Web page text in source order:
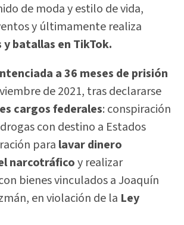
de moda y estilo de vida,
y últimamente realiza
batallas en TikTok.
a 36 meses de prisión
de 2021, tras declararse
cargos federales: conspiración
con destino a Estados
para lavar dinero
narcotráficoy realizar
bienes vinculados a Joaquín
en violación de la Ley